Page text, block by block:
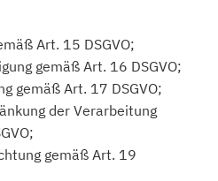
Art. 15 DSGVO;
gemäß Art. 16 DSGVO;
gemäß Art. 17 DSGVO;
der Verarbeitung
gemäß Art. 19